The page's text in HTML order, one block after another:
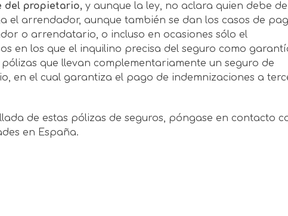
del propietario, y aunque la ley, no aclara quien debe de
arrendador, aunque también se dan los casos de
o arrendatario, o incluso en ocasiones sólo el
en los que el inquilino precisa del seguro como
que llevan complementariamente un seguro de
en el cual garantiza el pago de indemnizaciones a
de estas pólizas de seguros, póngase en contacto
en España.